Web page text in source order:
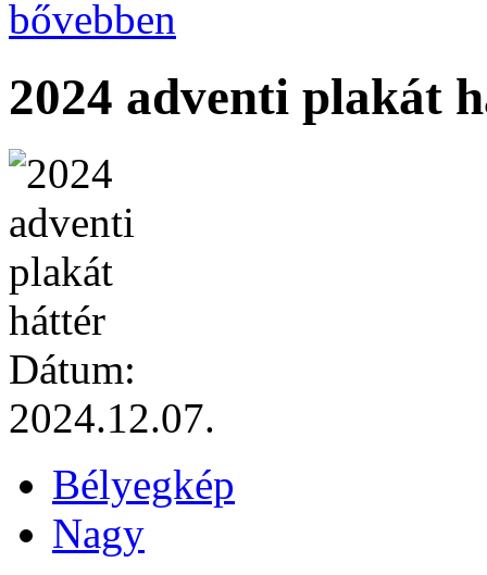
bővebben
2024 adventi plakát
Dátum:
2024.12.07.
Bélyegkép
Nagy